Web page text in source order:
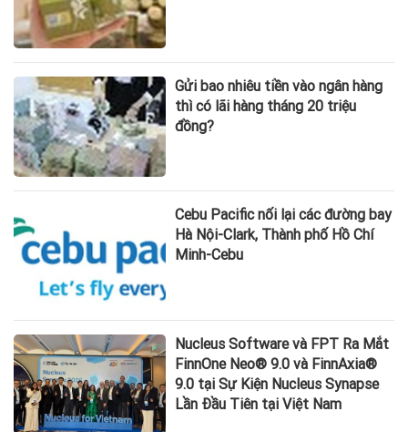
Gửi bao nhiêu tiền vào ngân hàng
thì có lãi hàng tháng 20 triệu
đồng?
Cebu Pacific nối lại các đường bay
Hà Nội-Clark, Thành phố Hồ Chí
Minh-Cebu
Nucleus Software và FPT Ra Mắt
FinnOne Neo® 9.0 và FinnAxia®
9.0 tại Sự Kiện Nucleus Synapse
Lần Đầu Tiên tại Việt Nam